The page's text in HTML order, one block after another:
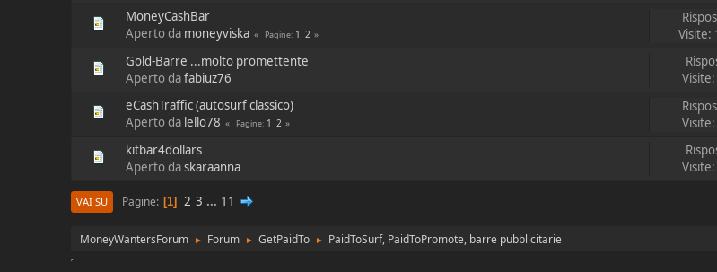
MoneyCashBar
Aperto da moneyviska Pagine 1 2
Visite:
Gold-Barre ...molto promettente
Aperto dafabiuz76
eCashTraffic (autosurf classico)
Aperto da lello78 Pagine 1 2
kitbar4dollars
Aperto daskaraanna
VAI SU Pagine 1 2 3 ... 11
MoneyWantersForum ► Forum ► GetPaidTo ► PaidToSurf, PaidToPromote, barre pubblicitarie